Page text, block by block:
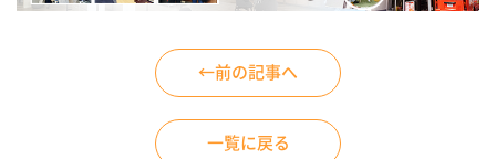
←前の記事へ
一覧に戻る